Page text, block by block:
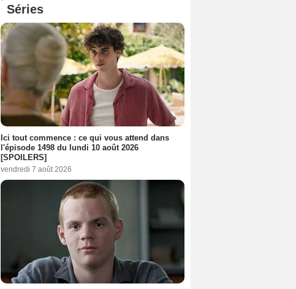
Séries
Ici tout commence : ce qui vous attend dans
l'épisode 1498 du lundi 10 août 2026
[SPOILERS]
vendredi 7 août 2026